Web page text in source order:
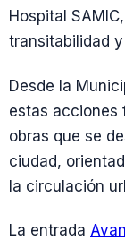
Hospital
transitabilidad
Desde la
estas acciones
obras que se
ciudad,
la circulación
La entrada